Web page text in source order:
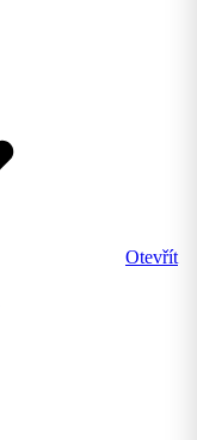
Otevřít